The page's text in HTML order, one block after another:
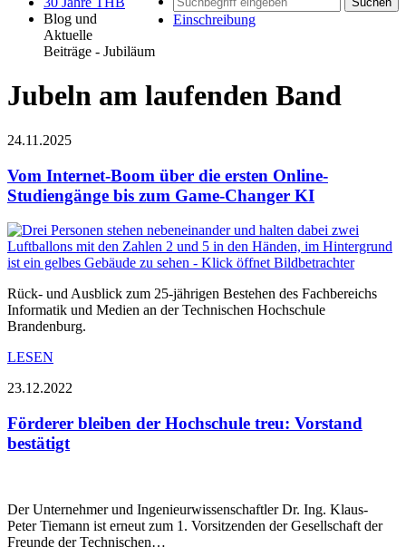
Einschreibung
Blog und
Aktuelle
Beiträge - Jubiläum
Jubeln am laufenden Band
24.11.2025
Vom Internet-Boom über die ersten Online-
Studiengänge bis zum Game-Changer KI
Rück- und Ausblick zum 25-jährigen Bestehen des Fachbereichs
Informatik und Medien an der Technischen Hochschule
Brandenburg.
LESEN
23.12.2022
Förderer bleiben der Hochschule treu: Vorstand
bestätigt
Der Unternehmer und Ingenieurwissenschaftler Dr. Ing. Klaus-
Peter Tiemann ist erneut zum 1. Vorsitzenden der Gesellschaft der
Freunde der Technischen…